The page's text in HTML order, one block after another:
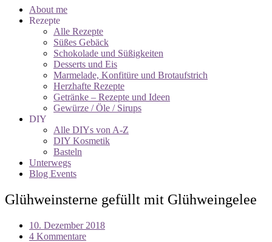
About me
Rezepte
Alle Rezepte
Süßes Gebäck
Schokolade und Süßigkeiten
Desserts und Eis
Marmelade, Konfitüre und Brotaufstrich
Herzhafte Rezepte
Getränke – Rezepte und Ideen
Gewürze / Öle / Sirups
DIY
Alle DIYs von A-Z
DIY Kosmetik
Basteln
Unterwegs
Blog Events
Glühweinsterne gefüllt mit Glühweingelee
10. Dezember 2018
4 Kommentare